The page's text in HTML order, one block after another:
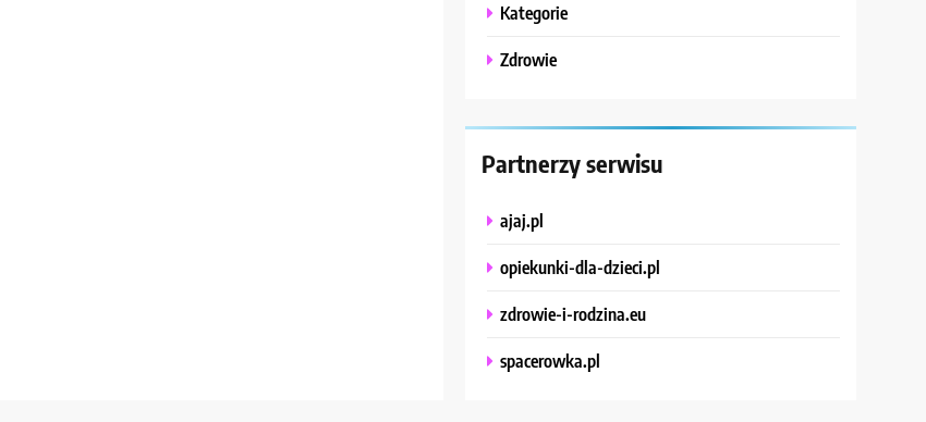
Kategorie
Zdrowie
Partnerzy serwisu
ajaj.pl
opiekunki-dla-dzieci.pl
zdrowie-i-rodzina.eu
spacerowka.pl